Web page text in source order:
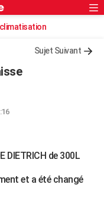
Rechercher
Sujet Suivant
DIETRICH de 300L
et a été changé